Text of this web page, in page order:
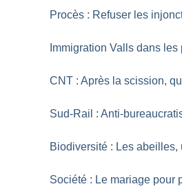
Procès : Refuser les
Immigration Valls dans
CNT : Après la scission,
Sud-Rail : Anti-
Biodiversité : Les abeilles,
Société : Le mariage pour